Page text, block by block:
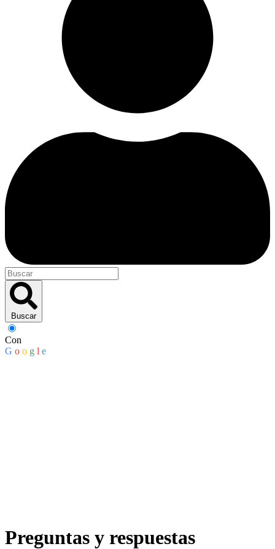
Buscar
Con
G o o g l e
Preguntas y respuestas